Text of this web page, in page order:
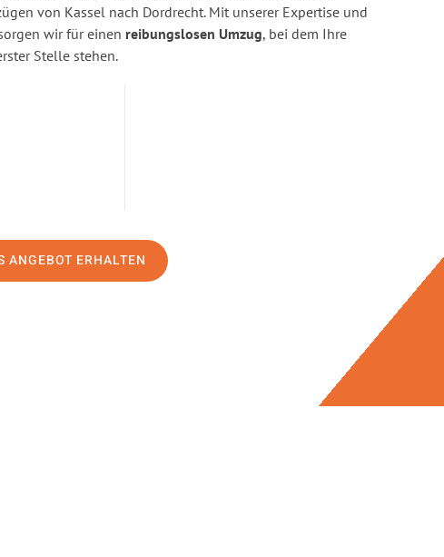
von Kassel nach Dordrecht. Mit unserer Expertise und
wir für einen reibungslosen Umzug, bei dem Ihre
Stelle stehen.
ANGEBOT ERHALTEN